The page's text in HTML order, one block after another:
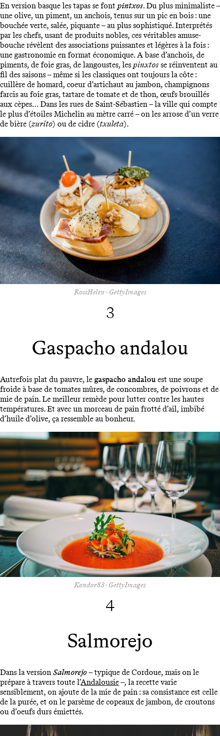
En version basque les tapas se font pintxos. Du plus minimaliste –
une olive, un piment, un anchois, tenus sur un pic en bois : une
bouchée verte, salée, piquante – au plus sophistiqué. Interprétés
par les chefs, usant de produits nobles, ces véritables amuse-
bouche révèlent des associations puissantes et légères à la fois :
une gastronomie en format économique. A base d’anchois, de
piments, de foie gras, de langoustes, les pinxtos se réinventent au
fil des saisons – même si les classiques ont toujours la côte :
cuillère de homard, coeur d’artichaut au jambon, champignons
farcis au foie gras, tartare de tomate et de thon, œufs brouillés
aux cèpes… Dans les rues de Saint-Sébastien – la ville qui compte
le plus d’étoiles Michelin au mètre carré – on les arrose d’un verre
de bière (zurito) ou de cidre (txuleta).
RossHelen - GettyImages
3
Gaspacho andalou
Autrefois plat du pauvre, le gaspacho andalou est une soupe
froide à base de tomates mûres, de concombres, de poivrons et de
mie de pain. Le meilleur remède pour lutter contre les hautes
températures. Et avec un morceau de pain frotté d’ail, imbibé
d’huile d’olive, ça ressemble au bonheur.
Kondor83 - GettyImages
4
Salmorejo
Dans la version Salmorejo– typique de Cordoue, mais on le
prépare à travers toute l’Andalousie–, la recette varie
sensiblement, on ajoute de la mie de pain : sa consistance est celle
de la purée, et on le parsème de copeaux de jambon, de croutons
ou d’oeufs durs émiettés.